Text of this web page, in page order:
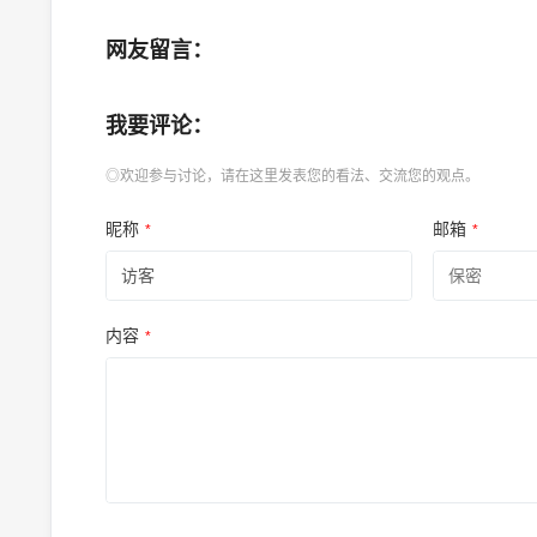
网友留言：
我要评论：
◎欢迎参与讨论，请在这里发表您的看法、交流您的观点。
昵称 * 邮箱 *
内容 *